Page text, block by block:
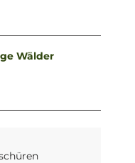
Wälder